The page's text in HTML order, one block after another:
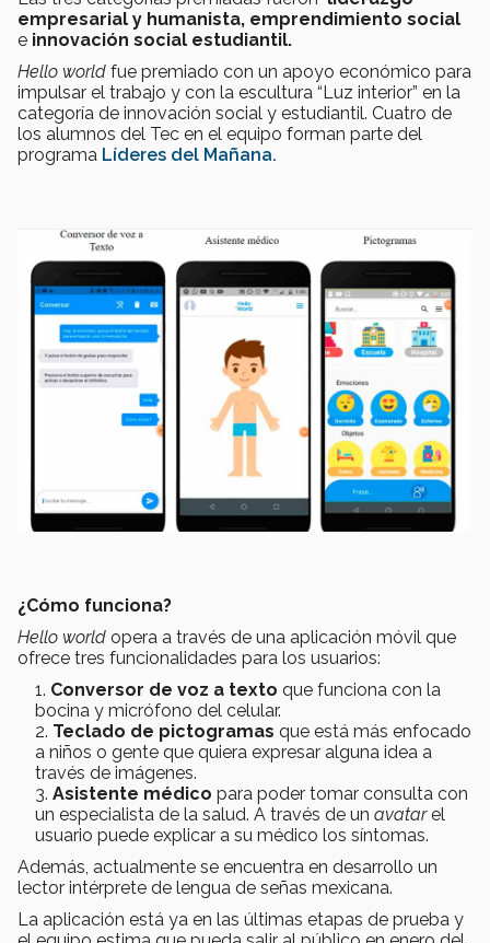
empresarial y humanista, emprendimiento social
e innovación social estudiantil.
Hello world fue premiado con un apoyo económico para
impulsar el trabajo y con la escultura “Luz interior” en la
categoría de innovación social y estudiantil. Cuatro de
los alumnos del Tec en el equipo forman parte del
programa Líderes del Mañana.
¿Cómo funciona?
Hello world opera a través de una aplicación móvil que
ofrece tres funcionalidades para los usuarios:
Conversor de voz a texto que funciona con la
bocina y micrófono del celular.
Teclado de pictogramas que está más enfocado
a niños o gente que quiera expresar alguna idea a
través de imágenes.
Asistente médico para poder tomar consulta con
un especialista de la salud. A través de un avatarel
usuario puede explicar a su médico los síntomas.
Además, actualmente se encuentra en desarrollo un
lector intérprete de lengua de señas mexicana.
La aplicación está ya en las últimas etapas de prueba y